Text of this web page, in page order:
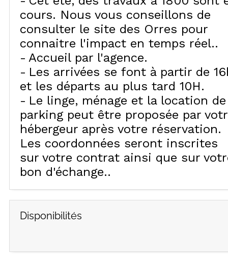
cours. Nous vous conseillons de
consulter le site des Orres pour
connaitre l'impact en temps réel.
Accueil par l'agence
Les arrivées se font à partir de
et les départs au plus tard 10H
Le linge, ménage et la location de
parking peut être proposée par
hébergeur après votre réservation.
Les coordonnées seront inscrites
sur votre contrat ainsi que sur
bon d'échange.
Disponibilités